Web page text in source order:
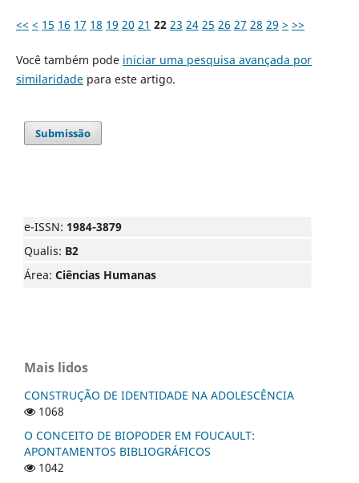
<< < 15 16 17 18 19 20 21 22 23 24 25 26 27 28 29 > >>
Você também pode iniciar uma pesquisa avançada por
similaridadepara este artigo.
Submissão
e-ISSN: 1984-3879
Qualis: B2
Área: Ciências Humanas
Mais lidos
CONSTRUÇÃO DE IDENTIDADE NA ADOLESCÊNCIA
1068
O CONCEITO DE BIOPODER EM FOUCAULT:
APONTAMENTOS BIBLIOGRÁFICOS
1042